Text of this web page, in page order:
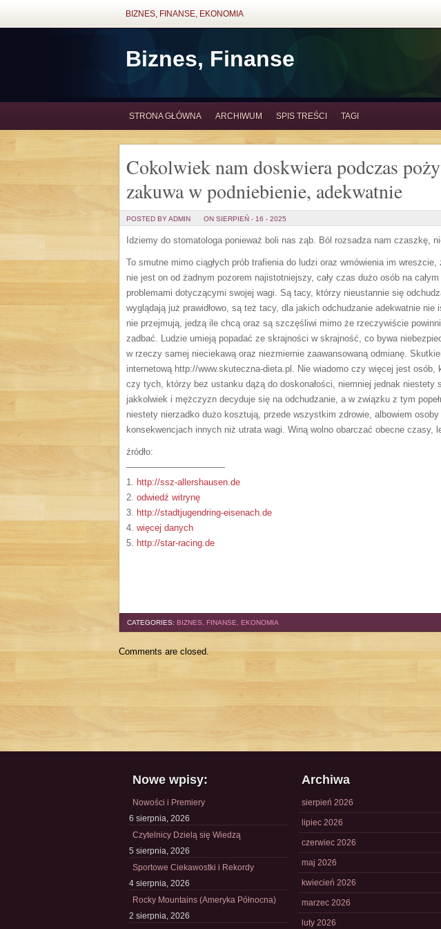
BIZNES, FINANSE, EKONOMIA
Biznes, Finanse
STRONA GŁÓWNA ARCHIWUM SPIS TREŚCI TAGI
Cokolwiek nam doskwiera podczas
zakuwa w podniebienie, adekwatnie
POSTED BY ADMIN ON SIERPIEŃ - 16 - 2025
Idziemy do stomatologa ponieważ boli nas ząb. Ból rozsadza nam czaszkę,
To smutne mimo ciągłych prób trafienia do ludzi oraz wmówienia im
nie jest on od żadnym pozorem najistotniejszy, cały czas dużo osób na
problemami dotyczącymi swojej wagi. Są tacy, którzy nieustannie się
wyglądają już prawidłowo, są też tacy, dla jakich odchudzanie adekwatnie
nie przejmują, jedzą ile chcą oraz są szczęśliwi mimo że rzeczywiście
zadbać. Ludzie umieją popadać ze skrajności w skrajność, co bywa
w rzeczy samej nieciekawą oraz niezmiernie zaawansowaną odmianę.
internetową http://www.skuteczna-dieta.pl. Nie wiadomo czy więcej jest osób,
czy tych, którzy bez ustanku dążą do doskonałości, niemniej jednak niestety
jakkolwiek i mężczyzn decyduje się na odchudzanie, a w związku z tym
niestety nierzadko dużo kosztują, przede wszystkim zdrowie, albowiem
konsekwencjach innych niż utrata wagi. Winą wolno obarczać obecne czasy,
źródło:
———————————
1. http://ssz-allershausen.de
2. odwiedź witrynę
3. http://stadtjugendring-eisenach.de
4. więcej danych
5. http://star-racing.de
CATEGORIES: BIZNES, FINANSE, EKONOMIA
Comments are closed.
Nowe wpisy:
Nowości i Premiery
6 sierpnia, 2026
Czytelnicy Dzielą się Wiedzą
5 sierpnia, 2026
Sportowe Ciekawostki i Rekordy
4 sierpnia, 2026
Rocky Mountains (Ameryka Północna)
2 sierpnia, 2026
Archiwa
sierpień 2026
lipiec 2026
czerwiec 2026
maj 2026
kwiecień 2026
marzec 2026
luty 2026